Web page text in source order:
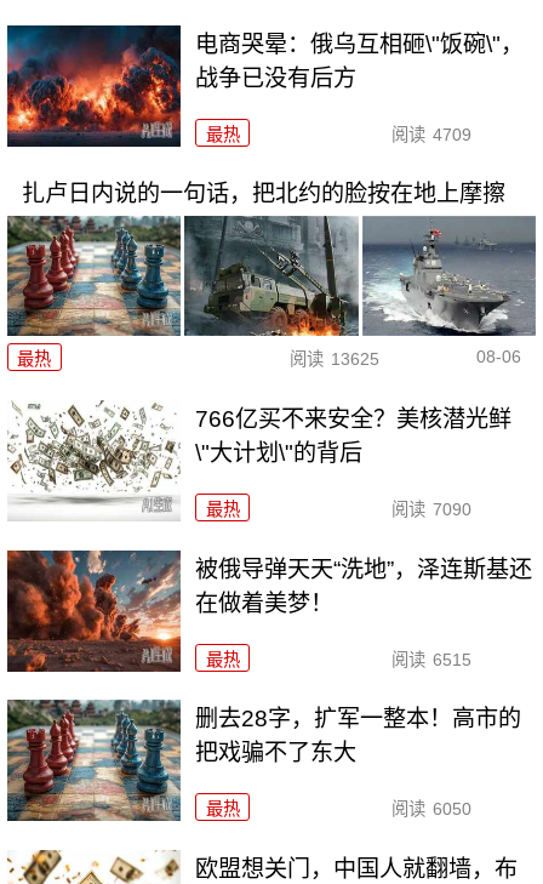
电商哭晕：俄乌互相砸\"饭碗\"，
战争已没有后方
最热 阅读 4709
扎卢日内说的一句话，把北约的脸按在地上摩擦
最热 阅读 13625 08-06
766亿买不来安全？美核潜光鲜
\"大计划\"的背后
最热 阅读 7090
被俄导弹天天“洗地”，泽连斯基还
在做着美梦！
最热 阅读 6515
删去28字，扩军一整本！高市的
把戏骗不了东大
最热 阅读 6050
欧盟想关门，中国人就翻墙，布